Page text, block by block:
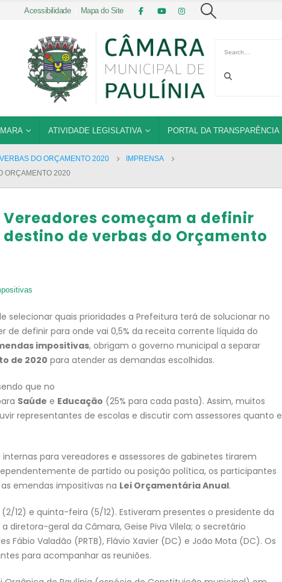
Acessibilidade| Mapa do Site
ATIVIDADE LEGISLATIVA PORTAL DA TRANSPARÊNCIA
DO ORÇAMENTO 2020
IMPRENSA
ORÇAMENTO 2020
Vereadores começam a definir
destino de verbas do Orçamento
selecionar quais prioridades a Prefeitura terá de solucionar no
de definir para onde vai 0,5% da receita corrente líquida do
impositivas, obrigam o governo municipal a separar
de 2020 para atender as demandas escolhidas.
que no
Saúde e Educação (25% para cada pasta). Assim, muitos
representantes de escolas e discutir com assessores quanto e
para vereadores e assessores de gabinetes tirarem
de partido ou posição política, os participantes
emendas impositivas na Lei Orçamentária Anual.
12) e quinta-feira (5/12). Estiveram presentes o presidente da
diretora-geral da Câmara, Geise Piva Vilela; o secretário
Fábio Valadão (PRTB), Flávio Xavier (DC) e João Mota (DC). Os
para acompanhar as reuniões.